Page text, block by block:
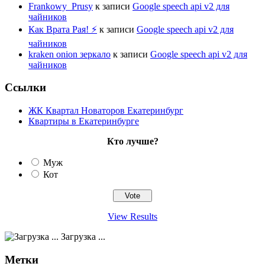
Frankowy_Prusy к записи Google speech api v2 для
чайников
Как Врата Рая! ⚡ к записи Google speech api v2 для
чайников
kraken onion зеркало к записи Google speech api v2 для
чайников
Ссылки
ЖК Квартал Новаторов Екатеринбург
Квартиры в Екатеринбурге
Кто лучше?
Муж
Кот
View Results
Загрузка ...
Метки